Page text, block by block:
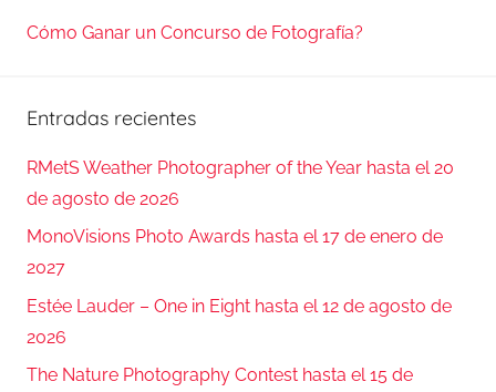
Cómo Ganar un Concurso de Fotografía?
Entradas recientes
RMetS Weather Photographer of the Year hasta el 20
de agosto de 2026
MonoVisions Photo Awards hasta el 17 de enero de
2027
Estée Lauder – One in Eight hasta el 12 de agosto de
2026
The Nature Photography Contest hasta el 15 de